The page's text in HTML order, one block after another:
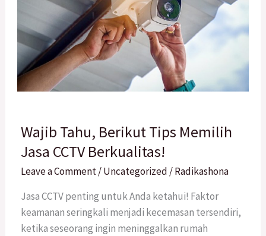
Wajib Tahu, Berikut Tips Memilih
Jasa CCTV Berkualitas!
Leave a Comment/Uncategorized /Radikashona
Jasa CCTV penting untuk Anda ketahui! Faktor
keamanan seringkali menjadi kecemasan tersendiri,
ketika seseorang ingin meninggalkan rumah
Tahu,
Berikut
Memilih
Jasa
CCTV
Berkualitas!